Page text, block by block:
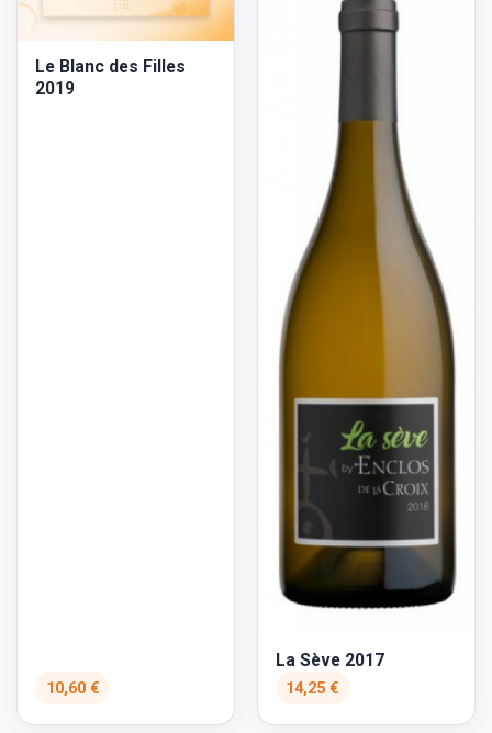
Le Blanc des Filles
2019
10,60 €
La Sève 2017
14,25 €